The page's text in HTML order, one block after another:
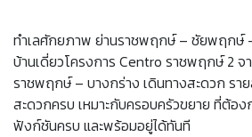
ทำเลศักยภาพ ย่านราชพฤกษ์ – ชัยพฤกษ์
บ้านเดี่ยวโครงการ Centro ราชพฤกษ์ 2
ราชพฤกษ์ – บางกร่าง เดินทางสะดวก รา
สะดวกครบ เหมาะกับครอบครัวขยาย ที่ต้อง
ฟังก์ชันครบ และพร้อมอยู่ได้ทันที